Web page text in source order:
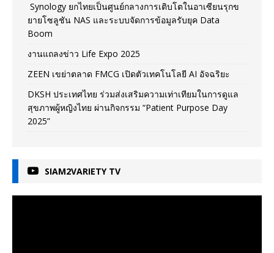
Synology ยกไทยเป็นศูนย์กลางการเติบโตในอาเซียนรุกข
ยายโซลูชัน NAS และระบบจัดการข้อมูลรับยุค Data
Boom
งานแถลงข่าว Life Expo 2025
ZEEN เขย่าตลาด FMCG เปิดตัวเทคโนโลยี AI อัจฉริยะ
DKSH ประเทศไทย ร่วมส่งเสริมความเท่าเทียมในการดูแล
สุขภาพผู้หญิงไทย ผ่านกิจกรรม “Patient Purpose Day
2025”
SIAM2VARIETY TV